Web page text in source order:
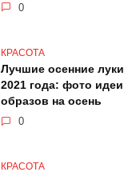
0
КРАСОТА
Лучшие осенние луки
2021 года: фото идеи
образов на осень
0
КРАСОТА